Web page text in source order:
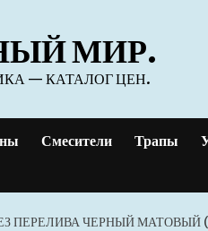
МИР.
— КАТАЛОГ ЦЕН.
Смесители Трапы
ПЕРЕЛИВА ЧЕРНЫЙ